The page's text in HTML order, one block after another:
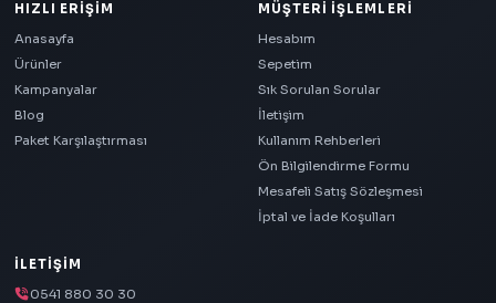
HIZLI ERIŞIM
Anasayfa
Ürünler
Kampanyalar
Blog
Paket Karşılaştırması
MÜŞTERI İŞLEMLERI
Hesabım
Sepetim
Sık Sorulan Sorular
İletişim
Kullanım Rehberleri
Ön Bilgilendirme Formu
Mesafeli Satış Sözleşmesi
İptal ve İade Koşulları
İLETIŞIM
0541 880 30 30